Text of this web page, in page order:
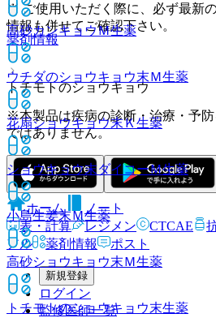
薬剤情報
トチモトのショウキョウ
高砂カンキョウＭ生薬
ウチダのショウキョウ末Ｍ生薬
花扇ショウキョウ末Ｋ生薬
ショウキョウ末ダイコーＭ生薬
小島生姜末Ｍ生薬
高砂ショウキョウ末Ｍ生薬
トチモトのショウキョウ末生薬
※ ご使用いただく際に、必ず最新
情報も併せてご確認下さい。
※本製品は疾病の診断・治療・予
ではありません。
ホーム
ノート
表・計算
レジメン CTCAE
アル
薬剤情報 ポスト
新規登録
ログイン
監修医師一覧